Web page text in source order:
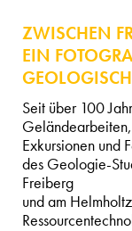
ZWISCHEN
EIN
Seit über 100
Geländearbeiten,
Exkursionen und
des Geologie-
Freiberg
und am